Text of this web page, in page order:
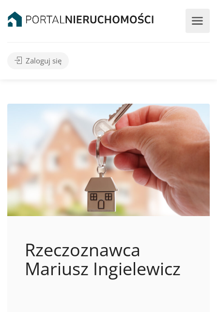
Zaloguj się
Rzeczoznawca
Mariusz Ingielewicz